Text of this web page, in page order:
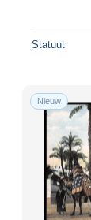
Statuut
Nieuw